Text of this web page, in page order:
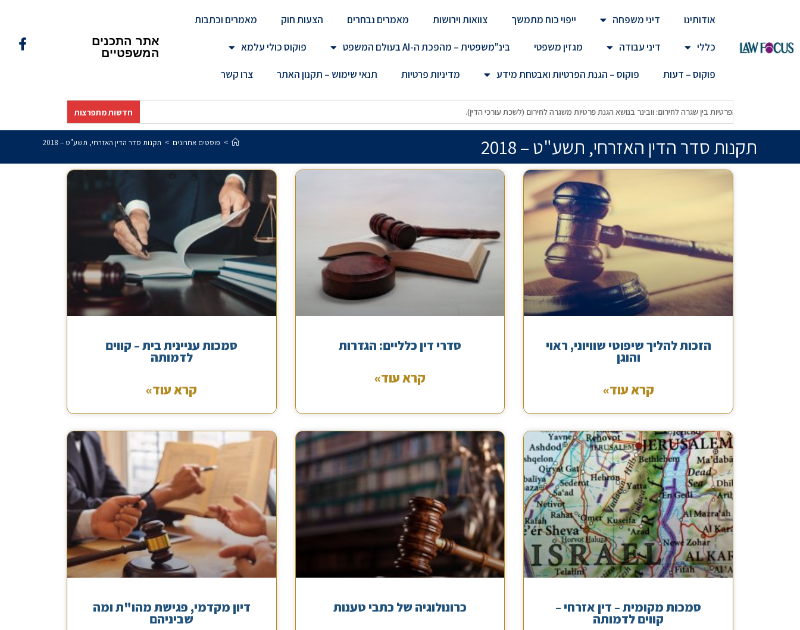
אודותינו דיני משפחה ייפוי כוח מתמשך צוואות וירושות מאמרים נבחרים הצעות חוק מאמרים וכתבות
כללי דיני עבודה מגזין משפטי בינ"משפטית – מהפכת ה-AI בעולם המשפט פוקוס כולי עלמא
פוקוס – דעות פוקוס – הגנת הפרטיות ואבטחת מידע מדיניות פרטיות תנאי שימוש – תקנון האתר צרו קשר
אתר התכנים
המשפטיים
חדשות מתפרצות הפרטיות בין שגרה לחירום: וובינר בנושא הגנת פרטיות משגרה לחירום (לשכת עורכי הדין).
תקנות סדר הדין האזרחי, תשע"ט – 2018 > פוסטים אחרונים > תקנות סדר הדין האזרחי, תשע"ט – 2018
הזכות להליך שיפוטי שוויוני, ראוי
והוגן
קרא עוד»
סדרי דין כלליים: הגדרות
קרא עוד»
סמכות עניינית בית – קווים
לדמותה
קרא עוד»
סמכות מקומית – דין אזרחי –
קווים לדמותה
כרונולוגיה של כתבי טענות דיון מקדמי, פגישת מהו"ת ומה
שביניהם